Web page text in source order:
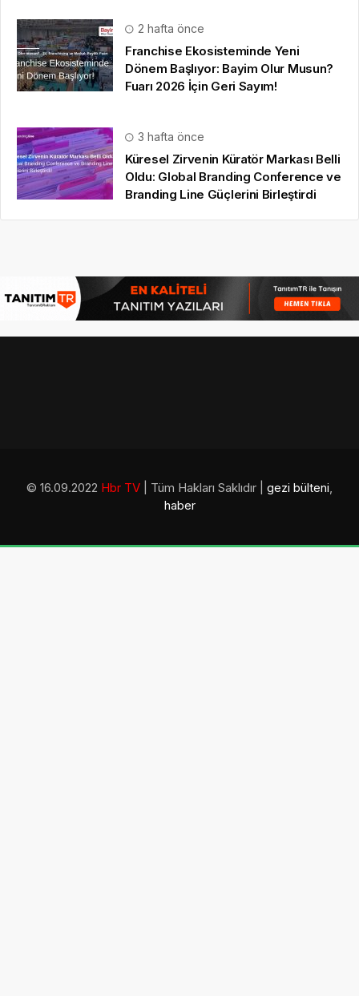
2 hafta önce
Franchise Ekosisteminde Yeni
Dönem Başlıyor: Bayim Olur Musun?
Fuarı 2026 İçin Geri Sayım!
3 hafta önce
Küresel Zirvenin Küratör Markası Belli
Oldu: Global Branding Conference ve
Branding Line Güçlerini Birleştirdi
© 16.09.2022 Hbr TV | Tüm Hakları Saklıdır | gezi bülteni,
haber